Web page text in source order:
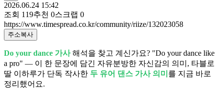
2026.06.24 15:42
조회 119추천 0스크랩 0
https://www.timespread.co.kr/community/riize/132023058
주소복사
Do your dance 가사해석을 찾고 계신가요? "Do your dance like
a pro" — 이 한 문장에 담긴 자유분방한 자신감의 의미, 타블로
딸 이하루가 단독 작사한 두 유어 댄스 가사 의미 를 지금 바로
정리했어요.